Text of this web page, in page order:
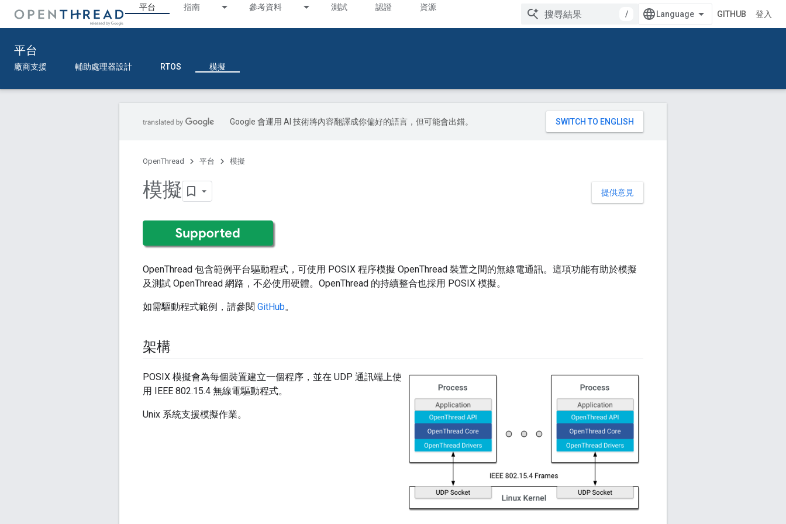
平台 指南 參考資料 測試 認證 資源
/ GITHUB 登入
平台
廠商支援 輔助處理器設計 RTOS 模擬
Google 會運用 AI 技術將內容翻譯成你偏好的語言，但可能會出錯。
OpenThread 平台 模擬
提供意見
模擬
OpenThread 包含範例平台驅動程式，可使用 POSIX 程序模擬 OpenThread 裝置之間的無線電通訊。這項功能有助於模擬
及測試 OpenThread 網路，不必使用硬體。OpenThread 的持續整合也採用 POSIX 模擬。
如需驅動程式範例，請參閱 GitHub。
架構
POSIX 模擬會為每個裝置建立一個程序，並在 UDP 通訊端上使
用 IEEE 802.15.4 無線電驅動程式。
Unix 系統支援模擬作業。